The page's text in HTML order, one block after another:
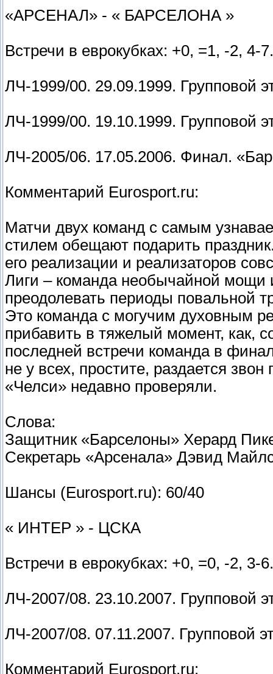
«АРСЕНАЛ» - « БАРСЕЛОНА »
Встречи в еврокубках: +0, =1, -2, 4-7.
ЛЧ-1999/00. 29.09.1999. Групповой
ЛЧ-1999/00. 19.10.1999. Групповой
ЛЧ-2005/06. 17.05.2006. Финал.
Комментарий Eurosport.ru:
Матчи двух команд с самым
стилем обещают подарить
его реализации и реализаторов
Лиги – команда необычайной мощи
преодолевать периоды повальной
Это команда с могучим духовным
прибавить в тяжелый момент, как,
последней встречи команда в
не у всех, простите, раздается
«Челси» недавно проверяли.
Слова:
Защитник «Барселоны» Херард
Секретарь «Арсенала» Дэвид
Шансы (Eurosport.ru): 60/40
« ИНТЕР » - ЦСКА
Встречи в еврокубках: +0, =0, -2, 3-6.
ЛЧ-2007/08. 23.10.2007. Групповой
ЛЧ-2007/08. 07.11.2007. Групповой
Комментарий Eurosport.ru: